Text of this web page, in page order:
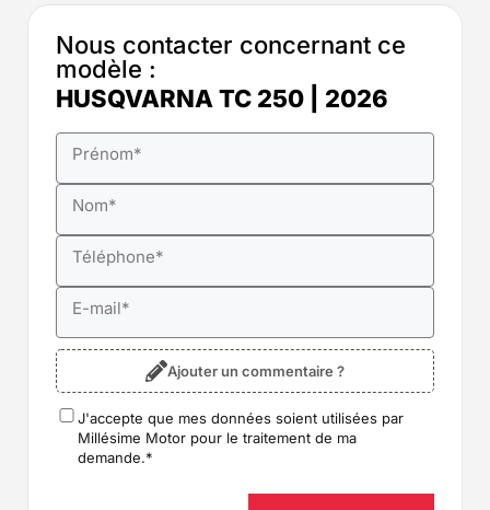
Nous contacter concernant ce
modèle :
HUSQVARNA TC 250 | 2026
Prénom*
Nom*
Téléphone*
E-mail*
Ajouter un commentaire ?
RGPD*
J'accepte que mes données soient utilisées par
Millésime Motor pour le traitement de ma
demande.*